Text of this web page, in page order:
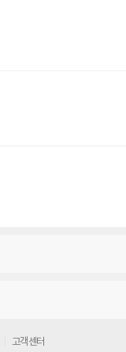
고객센터